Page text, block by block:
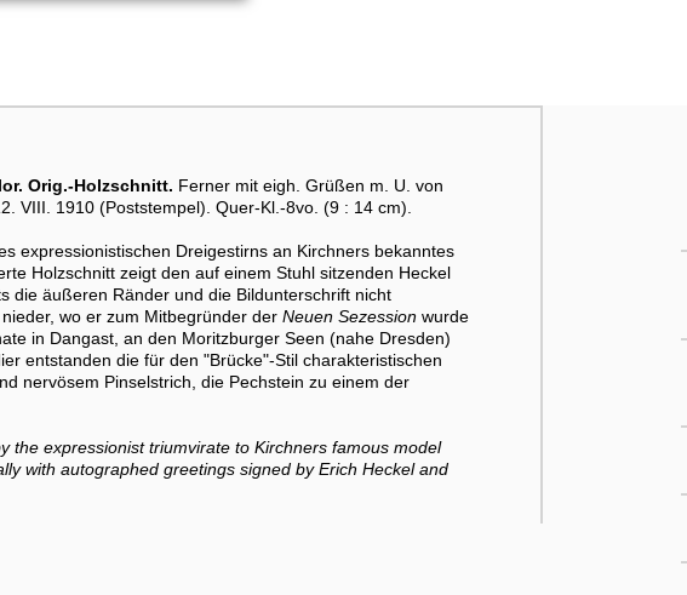
Orig.-Holzschnitt. Ferner mit eigh. Grüßen m. U. von
VIII. 1910 (Poststempel). Quer-Kl.-8vo. (9 : 14 cm).
expressionistischen Dreigestirns an Kirchners bekanntes
Holzschnitt zeigt den auf einem Stuhl sitzenden Heckel
die äußeren Ränder und die Bildunterschrift nicht
wo er zum Mitbegründer der Neuen Sezession wurde
in Dangast, an den Moritzburger Seen (nahe Dresden)
entstanden die für den "Brücke"-Stil charakteristischen
nervösem Pinselstrich, die Pechstein zu einem der
the expressionist triumvirate to Kirchners famous model
with autographed greetings signed by Erich Heckel and